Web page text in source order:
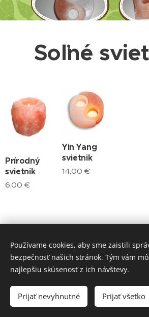
Soľné
Prírodný
svietnik
6,00 €
Yin Yang
svietnik
14,00 €
Email:
Vytvorené službou Webnode
Používame cookies, aby sme zaistili
bezpečnosť našich stránok. Tým vám
najlepšiu skúsenosť z ich návštevy.
Prijať nevyhnutné Prijať všetko